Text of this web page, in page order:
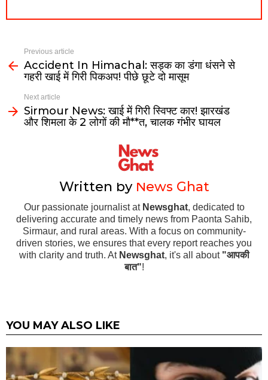
Previous article
Accident In Himachal: सड़क का डंगा धंसने से
गहरी खाई में गिरी पिकअप! पीछे छूटे दो मासूम
Next article
Sirmour News: खाई में गिरी स्विफ्ट कार! झारखंड
और शिमला के 2 लोगों की मौ**त, चालक गंभीर घायल
Written by News Ghat
Our passionate journalist at Newsghat, dedicated to
delivering accurate and timely news from Paonta Sahib,
Sirmaur, and rural areas. With a focus on community-
driven stories, we ensures that every report reaches you
with clarity and truth. At Newsghat, it's all about "आपकी
बात"!
YOU MAY ALSO LIKE